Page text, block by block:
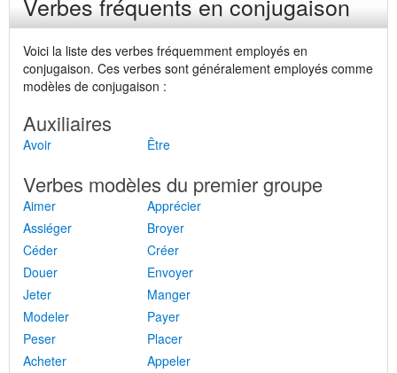
Voici la liste des verbes fréquemment employés en
conjugaison. Ces verbes sont généralement employés comme
modèles de conjugaison :
Auxiliaires
Avoir Être
Verbes modèles du premier groupe
Aimer
Apprécier
Assiéger
Broyer
Céder
Créer
Douer
Envoyer
Jeter
Manger
Modeler
Payer
Peser
Placer
Acheter
Appeler